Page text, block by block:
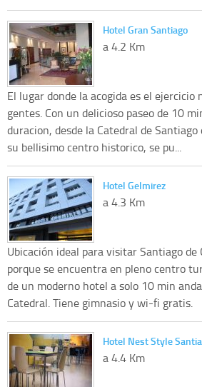
Hotel Gran Santiago
a 4.2 Km
El lugar donde la acogida es el ejercicio
gentes. Con un delicioso paseo de 10
duracion, desde la Catedral de Santiago
su bellisimo centro historico, se pu...
Hotel Gelmirez
a 4.3 Km
Ubicación ideal para visitar Santiago de
porque se encuentra en pleno centro
de un moderno hotel a solo 10 min
Catedral. Tiene gimnasio y wi-fi gratis.
Hotel Nest Style
a 4.4 Km